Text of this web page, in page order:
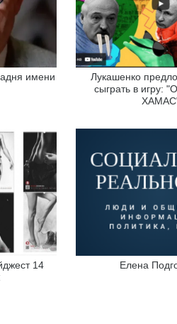
имени
Лукашенко
сыграть в игру:
14
Елена